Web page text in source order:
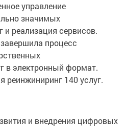
управление
значимых
и реализация сервисов.
процесс
в электронный формат.
реинжиниринг 140 услуг.
и внедрения цифровых